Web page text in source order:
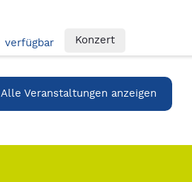
verfügbar Konzert
Alle Veranstaltungen anzeigen